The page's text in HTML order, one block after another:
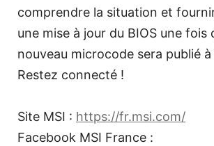
comprendre la situation et
une mise à jour du BIOS une fois
nouveau microcode sera publié
Restez connecté !
Site MSI : https://fr.msi.com/
Facebook MSI France :